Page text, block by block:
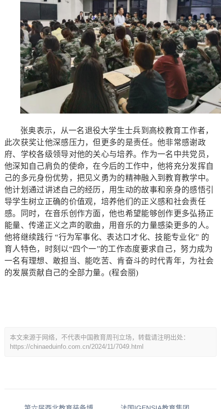
张奥表示，从一名退役大学生士兵到高校教育工作者，
此次获奖让他深感压力，但更多的是责任。他非常感谢政
府、学校各级领导对他的关心与培养。作为一名中共党员，
他深知自己肩负的使命，在今后的工作中，他将充分发挥自
己的多元身份优势，把见义勇为的精神融入到教育教学中。
他计划通过讲述自己的经历，用生动的故事和亲身的感悟引
导学生树立正确的价值观，培养他们的正义感和社会责任
感。同时，在音乐创作方面，他也希望能够创作更多弘扬正
能量、传递正义之声的歌曲，用音乐的力量感染更多的人。
他将继续践行 “行为军事化、表达口才化、技能专业化” 的
育人特色，时刻以“四个一”的工作态度要求自己，努力成为
一名有理想、敢担当、能吃苦、肯奋斗的时代青年，为社会
的发展贡献自己的全部力量。(程会丽)
本文来源于网络，不代表中国教育周刊立场，转载请注明出处：
https://chinaeduinfo.com.cn/2024/11/7049.html